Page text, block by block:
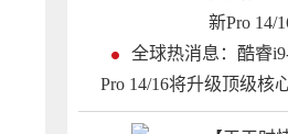
全球热消息：酷睿
Pro 14/16将升级顶级核